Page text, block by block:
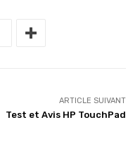
ARTICLE SUIVANT
Test et Avis HP TouchPad